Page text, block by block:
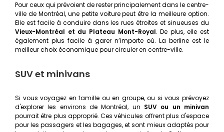
Pour ceux qui prévoient de rester principalement dans le centre-
ville de Montréal, une petite voiture peut être la meilleure option.
Elle est facile à conduire dans les rues étroites et sinueuses du
Vieux-Montréal et du Plateau Mont-Royal. De plus, elle est
également plus facile à garer n’importe où. La berline est le
meilleur choix économique pour circuler en centre-ville.
SUV et minivans
Si vous voyagez en famille ou en groupe, ou si vous prévoyez
d'explorer les environs de Montréal, un SUV ou un minivan
pourrait être plus approprié. Ces véhicules offrent plus d'espace
pour les passagers et les bagages, et sont mieux adaptés pour